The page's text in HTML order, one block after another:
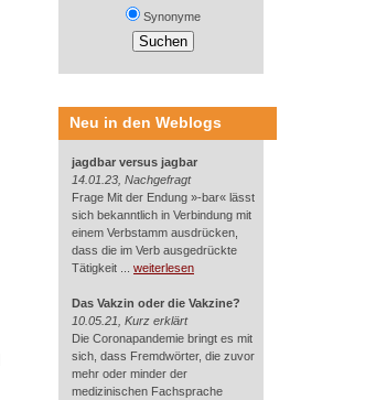
Synonyme
Neu in den Weblogs
jagdbar versus jagbar
14.01.23, Nachgefragt
Frage Mit der Endung »-bar« lässt
sich bekanntlich in Verbindung mit
einem Verbstamm ausdrücken,
dass die im Verb ausgedrückte
Tätigkeit ... weiterlesen
Das Vakzin oder die Vakzine?
10.05.21, Kurz erklärt
Die Coronapandemie bringt es mit
sich, dass Fremdwörter, die zuvor
mehr oder minder der
medizinischen Fachsprache